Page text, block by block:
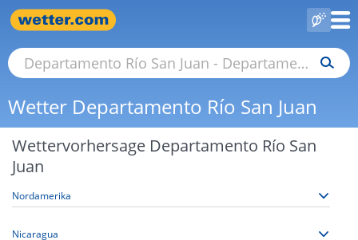
Wetter Departamento Río San Juan
Wettervorhersage Departamento Río San
Juan